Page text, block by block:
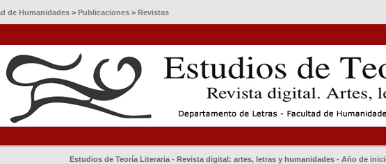
de Humanidades > Publicaciones > Revistas
Estudios de Teoría Literaria - Revista digital: artes, letras y humanidades - Año de